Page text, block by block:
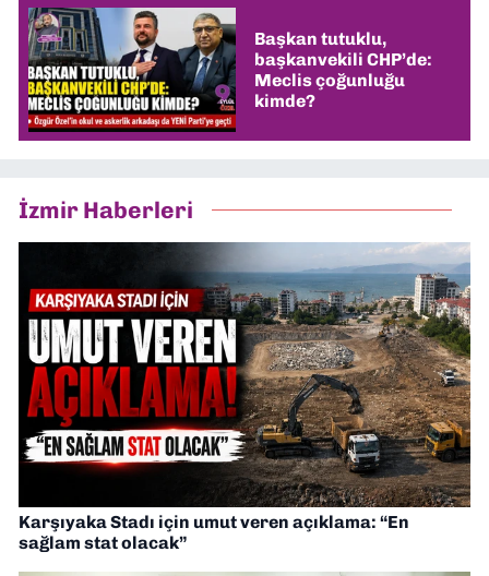
Başkan tutuklu,
başkanvekili CHP’de:
Meclis çoğunluğu
kimde?
İzmir Haberleri
Karşıyaka Stadı için umut veren açıklama: “En
sağlam stat olacak”